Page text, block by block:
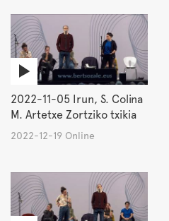
2022-11-05 Irun, S. Colina
M. Artetxe Zortziko txikia
2022-12-19 Online